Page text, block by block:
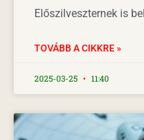
Előszilveszternek is
TOVÁBB A CIKKRE »
2025-03-25 11:40